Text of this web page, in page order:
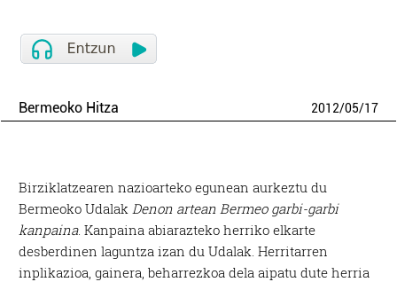
Bermeoko Hitza 2012/05/17
Birziklatzearen nazioarteko egunean aurkeztu du
Bermeoko UdalakDenon artean Bermeo garbi-garbi
kanpaina. Kanpaina abiarazteko herriko elkarte
desberdinen laguntza izan du Udalak. Herritarren
inplikazioa, gainera, beharrezkoa dela aipatu dute herria